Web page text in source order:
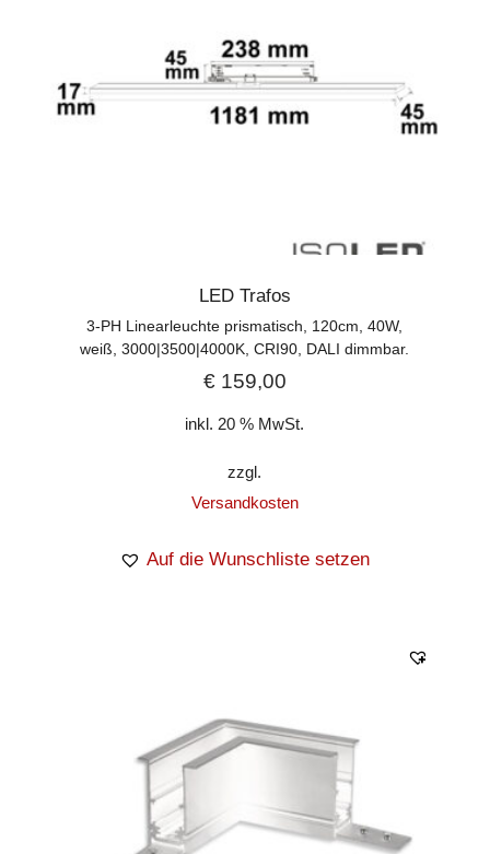
LED Trafos
3-PH Linearleuchte prismatisch, 120cm, 40W,
weiß, 3000|3500|4000K, CRI90, DALI dimmbar.
€159,00
inkl. 20 % MwSt.
zzgl.
Versandkosten
Auf die Wunschliste setzen